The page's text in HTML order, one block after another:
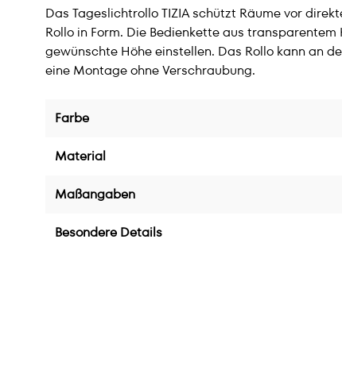
Das Tageslichtrollo TIZIA schützt Räume vor
Rollo in Form. Die Bedienkette aus
gewünschte Höhe einstellen. Das Rollo kann an
eine Montage ohne Verschraubung.
Farbe
Material
Maßangaben
Besondere Details